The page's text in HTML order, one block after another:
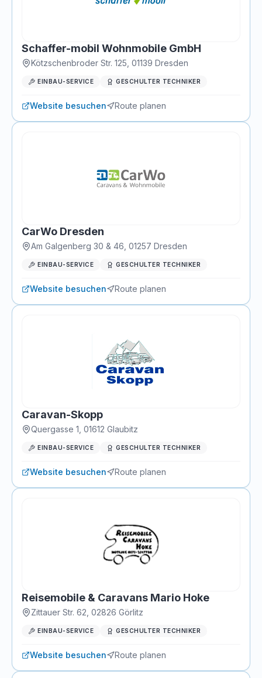
Schaffer-mobil Wohnmobile GmbH
Kötzschenbroder Str. 125 01139 Dresden
EINBAU-SERVICE GESCHULTER TECHNIKER
Website besuchen Route planen
CarWo Dresden
Am Galgenberg 30 & 46 01257 Dresden
EINBAU-SERVICE GESCHULTER TECHNIKER
Website besuchen Route planen
Caravan-Skopp
Quergasse 1 01612 Glaubitz
EINBAU-SERVICE GESCHULTER TECHNIKER
Website besuchen Route planen
Reisemobile & Caravans Mario Hoke
Zittauer Str. 62 02826 Görlitz
EINBAU-SERVICE GESCHULTER TECHNIKER
Website besuchen Route planen